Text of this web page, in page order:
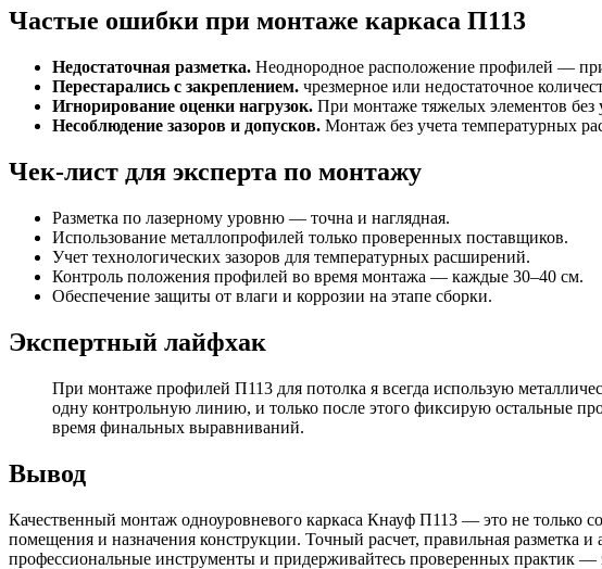
Частые ошибки при монтаже каркаса П113
Недостаточная разметка. Неоднородное расположение профилей —
Перестарались с закреплением. чрезмерное или недостаточное
Игнорирование оценки нагрузок. При монтаже тяжелых элементов без
Несоблюдение зазоров и допусков. Монтаж без учета температурных
Чек-лист для эксперта по монтажу
Разметка по лазерному уровню — точна и наглядная.
Использование металлопрофилей только проверенных поставщиков.
Учет технологических зазоров для температурных расширений.
Контроль положения профилей во время монтажа — каждые 30–40 см.
Обеспечение защиты от влаги и коррозии на этапе сборки.
Экспертный лайфхак
При монтаже профилей П113 для потолка я всегда использую
одну контрольную линию, и только после этого фиксирую остальные
время финальных выравниваний.
Вывод
Качественный монтаж одноуровневого каркаса Кнауф П113 — это не только
помещения и назначения конструкции. Точный расчет, правильная разметка и
профессиональные инструменты и придерживайтесь проверенных практик —